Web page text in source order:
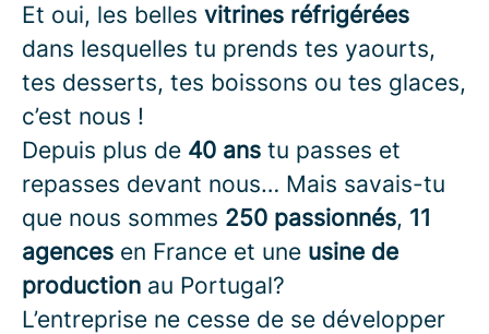
Et oui, les belles vitrines réfrigérées
dans lesquelles tu prends tes yaourts,
tes desserts, tes boissons ou tes glaces,
c’est nous !
Depuis plus de 40 ans tu passes et
repasses devant nous… Mais savais-tu
que nous sommes 250 passionnés, 11
agences en France et une usine de
production au Portugal?
L’entreprise ne cesse de se développer